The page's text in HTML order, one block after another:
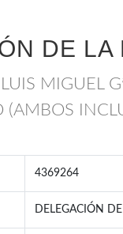
DE LA
MIGUEL
(AMBOS
4369264
DELEGACIÓN